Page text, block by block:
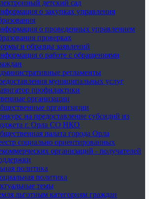
детский сад
о закупках управления
о проведенных управлением
проверках
и образцы заявлений
о работе с обращениями
регламенты
муниципальных услуг
профилактики
организации
организации
на предоставление субсидий из
г. Орла СО НКО
палата города Орла
социально ориентированных
организаций - получателей
политика
политика
темы
льготным категориям граждан